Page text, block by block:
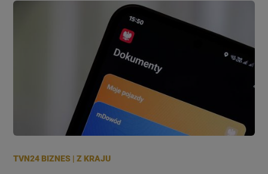
TVN24 BIZNES |Z KRAJU